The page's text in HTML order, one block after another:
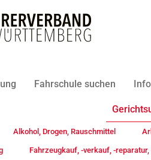
Fahrschule suchen
Alkohol, Drogen, Rauschmittel
Fahrzeugkauf, -verkauf, -